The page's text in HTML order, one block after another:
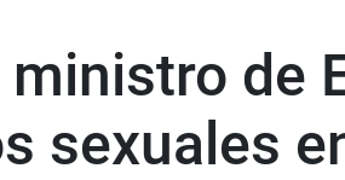
de
sexuales